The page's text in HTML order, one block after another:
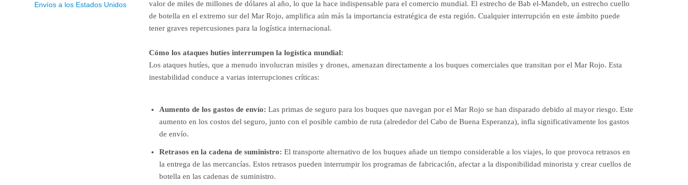
Envíos a los Estados Unidos
valor de miles de millones de dólares al año, lo que la hace indispensable para el comercio mundial. El estrecho de Bab el-Mandeb, un estrecho cuello
de botella en el extremo sur del Mar Rojo, amplifica aún más la importancia estratégica de esta región. Cualquier interrupción en este ámbito puede
tener graves repercusiones para la logística internacional.
Cómo los ataques hutíes interrumpen la logística mundial:
Los ataques hutíes, que a menudo involucran misiles y drones, amenazan directamente a los buques comerciales que transitan por el Mar Rojo. Esta
inestabilidad conduce a varias interrupciones críticas:
Aumento de los gastos de envío: Las primas de seguro para los buques que navegan por el Mar Rojo se han disparado debido al mayor riesgo. Este
aumento en los costos del seguro, junto con el posible cambio de ruta (alrededor del Cabo de Buena Esperanza), infla significativamente los gastos
de envío.
Retrasos en la cadena de suministro: El transporte alternativo de los buques añade un tiempo considerable a los viajes, lo que provoca retrasos en
la entrega de las mercancías. Estos retrasos pueden interrumpir los programas de fabricación, afectar a la disponibilidad minorista y crear cuellos de
botella en las cadenas de suministro.